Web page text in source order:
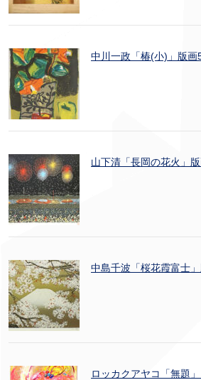
中川一政「椿(小)」版画
山下清「長岡の花火」
中島千波「桜花霞富士
ロッカクアヤコ「無題